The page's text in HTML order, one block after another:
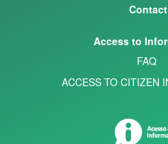
Contact
Access to
FAQ
ACCESS TO CITIZEN